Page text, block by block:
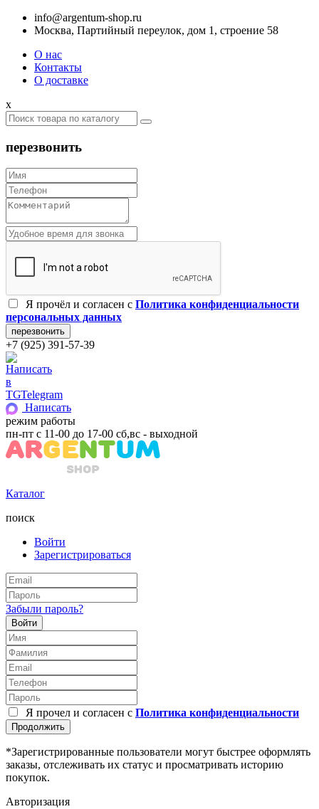
info@argentum-shop.ru
Москва, Партийный переулок, дом 1, строение 58
О нас
Контакты
О доставке
x
перезвонить
Я прочёл и согласен c Политика конфиденциальности
персональных данных
+7 (925) 391-57-39
Telegram
Написать
режим работы
пн-пт с 11-00 до 17-00 сб,вс - выходной
Каталог
поиск
Войти
Зарегистрироваться
Забыли пароль?
Войти
Я прочел и согласен с Политика конфиденциальности
Продолжить
*Зарегистрированные пользователи могут быстрее оформлять
заказы, отслеживать их статус и просматривать историю
покупок.
Авторизация